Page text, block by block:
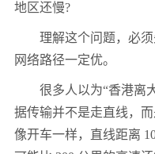
地区还慢?
理解这个问题，必须
网络路径一定优。
很多人以为“香港离大
据传输并不是走直线，
像开车一样，直线距离